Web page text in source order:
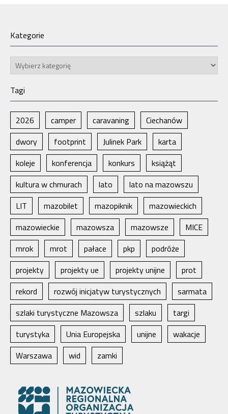
Kategorie
Kategorie
Tagi
2026 camper caravaning
Ciechanów
dwory
footprint Julinek Park
karta
koleje
konferencja konkurs
książąt
kultura w chmurach
lato
lato na mazowszu
LIT
mazobilet mazopiknik
mazowieckich
mazowieckie
mazowsza mazowsze
MICE
mrok
mrot pałace pkp
podróże
projekty
projekty ue projekty unijne
prot
rekord
rozwój inicjatyw turystycznych
sarmata
szlaki turystyczne Mazowsza
szlaku
targi
turystyka
Unia Europejska unijne
wakacje
Warszawa
wid zamki